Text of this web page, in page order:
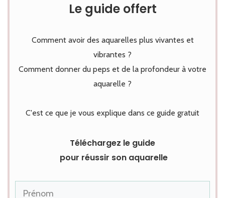
Le guide offert
Comment avoir des aquarelles plus vivantes et
vibrantes ?
Comment donner du peps et de la profondeur à votre
aquarelle ?
C'est ce que je vous explique dans ce guide gratuit
Téléchargez le guide
pour réussir son aquarelle